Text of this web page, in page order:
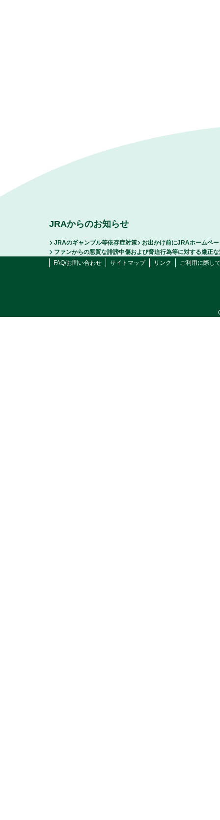
JRAからのお知らせ
JRAのギャンブル等依存症対策
お出かけ前にJRAホームペ
ファンからの悪質な誹謗中傷および脅迫行為等に対する厳正
FAQ/お問い合わせ
サイトマップ リンク ご利用に際し